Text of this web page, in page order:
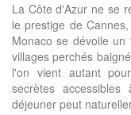
La Côte d'Azur ne se
le prestige de
Monaco se dévoile
villages perchés
l'on vient autant
secrètes
déjeuner peut